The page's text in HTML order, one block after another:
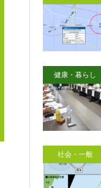
健康・暮らし
社会・一般